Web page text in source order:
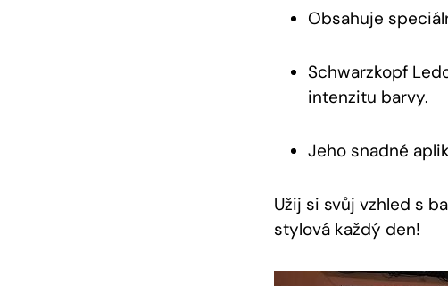
Obsahuje⁣
Schwarzkopf
intenzitu ‌barvy.
Jeho‍ snadné
Užij si svůj‍ vzhled s
stylová ⁤každý den!